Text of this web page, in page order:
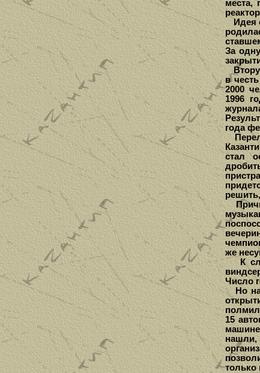
места,
Идея
За
в
2000
1996
года
стал
же
К
Число
Но
15
нашли,
только